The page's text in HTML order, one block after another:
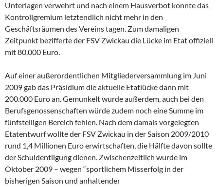
Unterlagen verwehrt und nach einem Hausverbot konnte das
Kontrollgremium letztendlich nicht mehr in den
Geschäftsräumen des Vereins tagen. Zum damaligen
Zeitpunkt bezifferte der FSV Zwickau die Lücke im Etat offiziell
mit 80.000 Euro.
Auf einer außerordentlichen Mitgliederversammlung im Juni
2009 gab das Präsidium die aktuelle Etatlücke dann mit
200.000 Euro an. Gemunkelt wurde außerdem, auch bei den
Berufsgenossenschaften würde zudem noch eine Summe im
fünfstelligen Bereich fehlen. Nach dem damals vorgelegten
Etatentwurf wollte der FSV Zwickau in der Saison 2009/2010
rund 1,4 Millionen Euro erwirtschaften, die Hälfte davon sollte
der Schuldentilgung dienen. Zwischenzeitlich wurde im
Oktober 2009 – wegen “sportlichem Misserfolg in der
bisherigen Saison und anhaltender